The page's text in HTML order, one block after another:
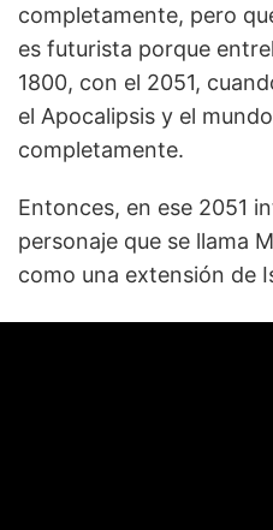
completamente, pero
es futurista porque
1800, con el 2051,
el Apocalipsis y el
completamente.
Entonces, en ese 2051
personaje que se llama
como una extensión de